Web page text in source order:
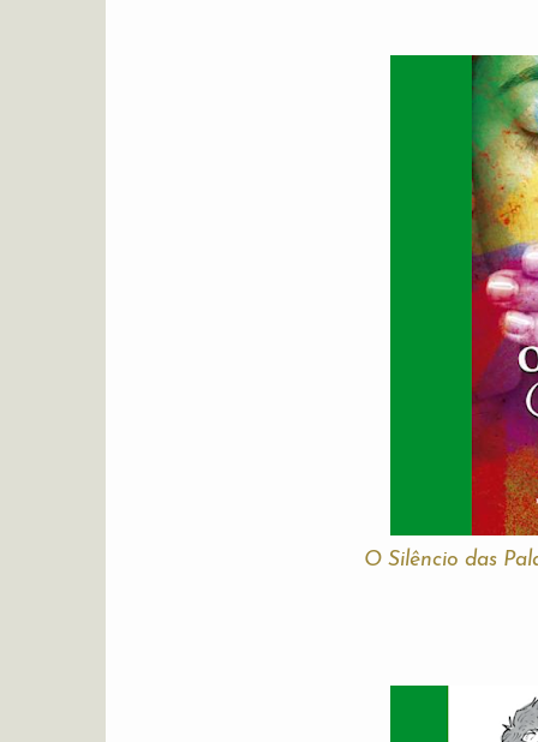
O Silêncio das